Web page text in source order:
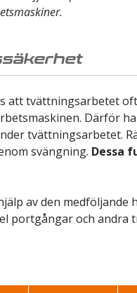
att tvättningsarbetet
Därför
tvättningsarbetet.
svängning. Dessa
av den medföljande
portgångar och andra